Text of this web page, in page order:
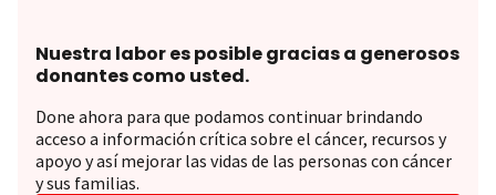
Nuestra labor es posible gracias a generosos
donantes como usted.
Done ahora para que podamos continuar brindando
acceso a información crítica sobre el cáncer, recursos y
apoyo y así mejorar las vidas de las personas con cáncer
y sus familias.